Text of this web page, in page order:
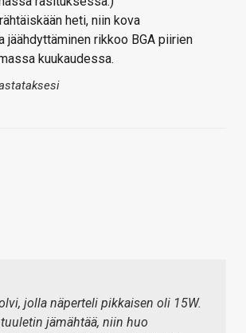
heti, niin kova
jäähdyttäminen rikkoo BGA piirien
kuukaudessa.
jolla näperteli pikkaisen oli 15W.
jämähtää, niin huo